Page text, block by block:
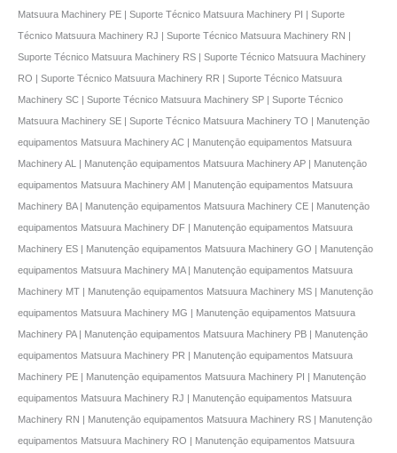
Matsuura Machinery PE | Suporte Técnico Matsuura Machinery PI | Suporte
Técnico Matsuura Machinery RJ | Suporte Técnico Matsuura Machinery RN |
Suporte Técnico Matsuura Machinery RS | Suporte Técnico Matsuura Machinery
RO | Suporte Técnico Matsuura Machinery RR | Suporte Técnico Matsuura
Machinery SC | Suporte Técnico Matsuura Machinery SP | Suporte Técnico
Matsuura Machinery SE | Suporte Técnico Matsuura Machinery TO | Manutençāo
equipamentos Matsuura Machinery AC | Manutençāo equipamentos Matsuura
Machinery AL | Manutençāo equipamentos Matsuura Machinery AP | Manutençāo
equipamentos Matsuura Machinery AM | Manutençāo equipamentos Matsuura
Machinery BA | Manutençāo equipamentos Matsuura Machinery CE | Manutençāo
equipamentos Matsuura Machinery DF | Manutençāo equipamentos Matsuura
Machinery ES | Manutençāo equipamentos Matsuura Machinery GO | Manutençāo
equipamentos Matsuura Machinery MA | Manutençāo equipamentos Matsuura
Machinery MT | Manutençāo equipamentos Matsuura Machinery MS | Manutençāo
equipamentos Matsuura Machinery MG | Manutençāo equipamentos Matsuura
Machinery PA | Manutençāo equipamentos Matsuura Machinery PB | Manutençāo
equipamentos Matsuura Machinery PR | Manutençāo equipamentos Matsuura
Machinery PE | Manutençāo equipamentos Matsuura Machinery PI | Manutençāo
equipamentos Matsuura Machinery RJ | Manutençāo equipamentos Matsuura
Machinery RN | Manutençāo equipamentos Matsuura Machinery RS | Manutençāo
equipamentos Matsuura Machinery RO | Manutençāo equipamentos Matsuura